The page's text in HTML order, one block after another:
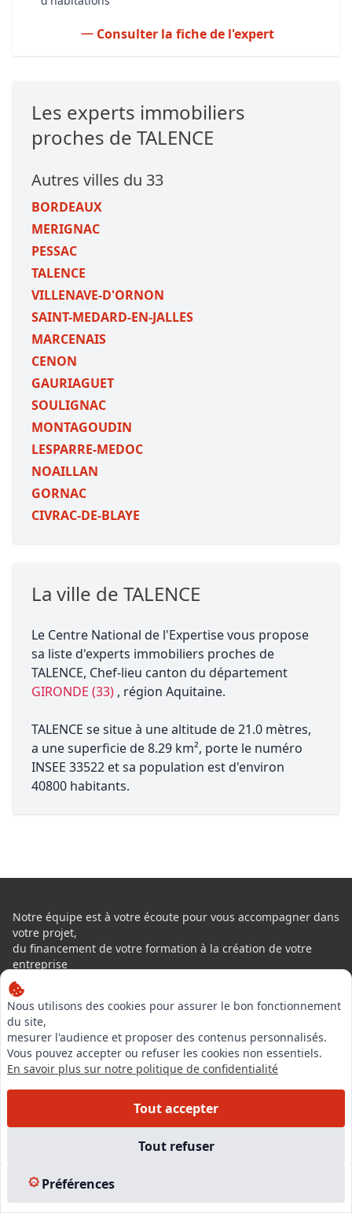
Consulter la fiche de l'expert
Les experts immobiliers
proches de TALENCE
Autres villes du 33
BORDEAUX
MERIGNAC
PESSAC
TALENCE
VILLENAVE-D'ORNON
SAINT-MEDARD-EN-JALLES
MARCENAIS
CENON
GAURIAGUET
SOULIGNAC
MONTAGOUDIN
LESPARRE-MEDOC
NOAILLAN
GORNAC
CIVRAC-DE-BLAYE
La ville de TALENCE
Le Centre National de l'Expertise vous propose
sa liste d'experts immobiliers proches de
TALENCE, Chef-lieu canton du département
GIRONDE (33) , région Aquitaine.
TALENCE se situe à une altitude de 21.0 mètres,
a une superficie de 8.29 km², porte le numéro
INSEE 33522 et sa population est d'environ
40800 habitants.
Nous utilisons des cookies pour assurer le bon fonctionnement
du site,
mesurer l'audience et proposer des contenus personnalisés.
Vous pouvez accepter ou refuser les cookies non essentiels.
En savoir plus sur notre politique de confidentialité
Tout accepter
Tout refuser
Préférences
Notre équipe est à votre écoute pour vous accompagner dans
votre projet,
du financement de votre formation à la création de votre
entreprise
La certification de qualité à été délivrée au titre de la